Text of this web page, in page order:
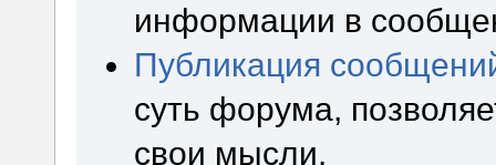
информации в
Публикация
суть форума,
свои мысли.